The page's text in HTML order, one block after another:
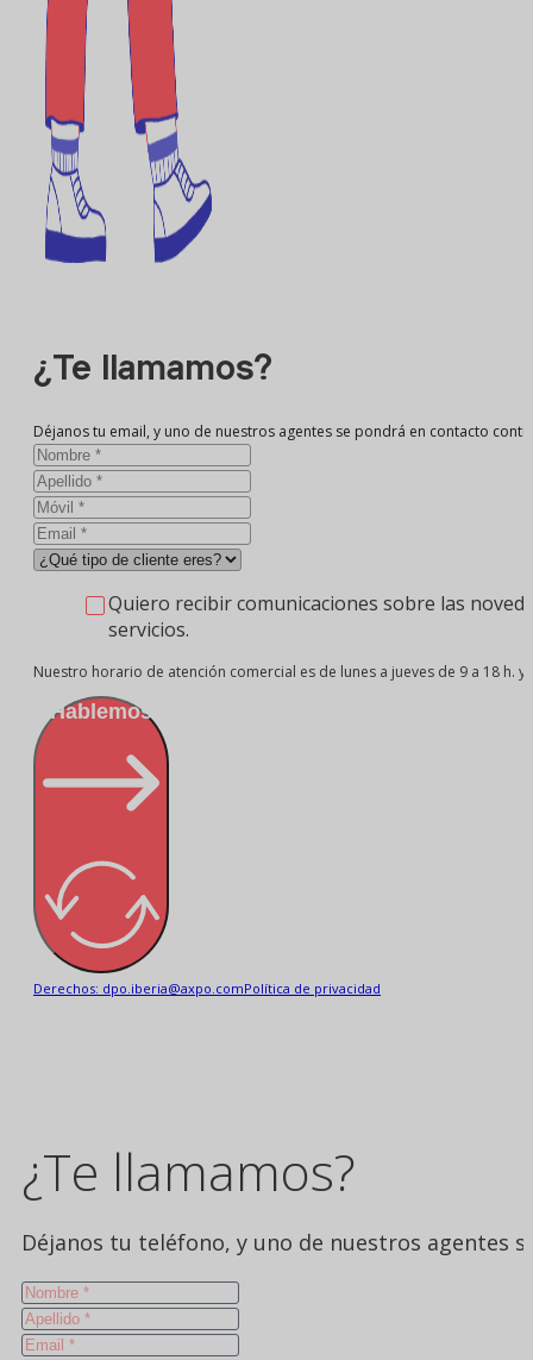
¿Te llamamos?
Déjanos tu email, y uno de nuestros agentes se pondrá en contacto
Quiero recibir comunicaciones sobre las
servicios.
Nuestro horario de atención comercial es de lunes a jueves de 9 a 18 h.
¡Hablemos!
Derechos: dpo.iberia@axpo.comPolítica de privacidad
¿Te llamamos?
Déjanos tu teléfono, y uno de nuestros agentes